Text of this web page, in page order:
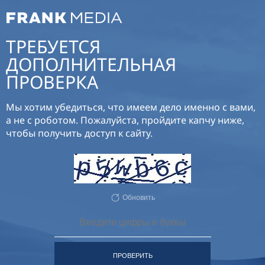
ТРЕБУЕТСЯ
ДОПОЛНИТЕЛЬНАЯ
ПРОВЕРКА
Мы хотим убедиться, что имеем дело именно с вами,
а не с роботом. Пожалуйста, пройдите капчу ниже,
чтобы получить доступ к сайту.
Обновить
ПРОВЕРИТЬ